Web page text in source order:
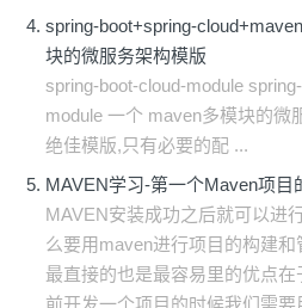
spring-boot+spring-
块的微服务架构模版
spring-boot-cloud-module
module 一个 maven多模块的微
绝佳模版,只有必要的配 ...
MAVEN学习-第一个Maven项目
MAVEN安装成功之后就可以进
么要用maven进行项目的构建
最直接的也是最容易里的优点
前开发一个项目的时候我们需要